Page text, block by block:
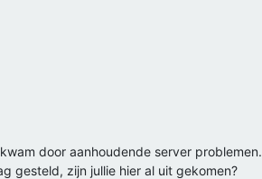
door aanhoudende server problemen.
gesteld, zijn jullie hier al uit gekomen?